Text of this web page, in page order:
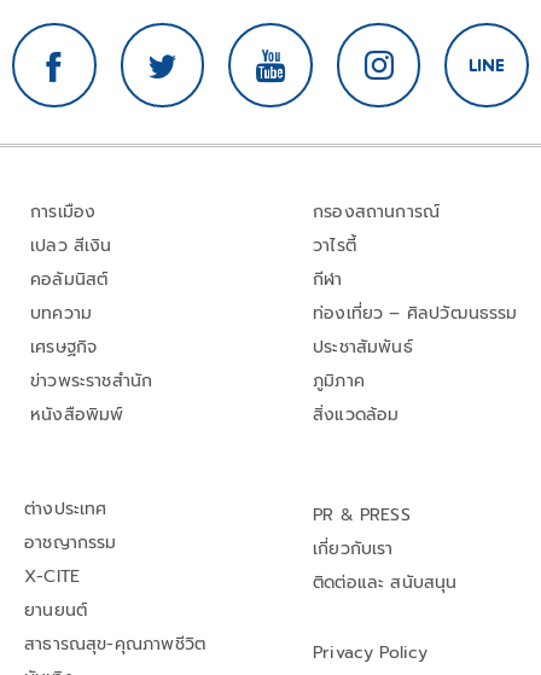
การเมือง
เปลว สีเงิน
คอลัมนิสต์
บทความ
เศรษฐกิจ
ข่าวพระราชสำนัก
หนังสือพิมพ์
กรองสถานการณ์
วาไรตี้
กีฬา
ท่องเที่ยว – ศิลปวัฒนธรรม
ประชาสัมพันธ์
ภูมิภาค
สิ่งแวดล้อม
ต่างประเทศ
อาชญากรรม
X-CITE
ยานยนต์
สาธารณสุข-คุณภาพชีวิต
PR & PRESS
เกี่ยวกับเรา
ติดต่อและ สนับสนุน
Privacy Policy